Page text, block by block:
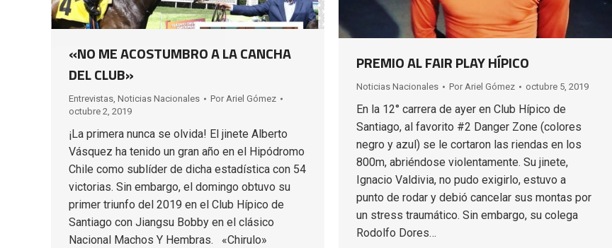
PREMIO AL FAIR PLAY HÍPICO
Noticias Nacionales Por Ariel Gómez octubre 5, 2019
En la 12° carrera de ayer en Club Hípico de
Santiago, al favorito #2 Danger Zone (colores
negro y azul) se le cortaron las riendas en los
800m, abriéndose violentamente. Su jinete,
Ignacio Valdivia, no pudo exigirlo, estuvo a
punto de rodar y debió cancelar sus montas por
un stress traumático. Sin embargo, su colega
Rodolfo Dores…
«NO ME ACOSTUMBRO A LA CANCHA
DEL CLUB»
Entrevistas, Noticias Nacionales Por Ariel Gómez
octubre 2, 2019
¡La primera nunca se olvida! El jinete Alberto
Vásquez ha tenido un gran año en el Hipódromo
Chile como sublíder de dicha estadística con 54
victorias. Sin embargo, el domingo obtuvo su
primer triunfo del 2019 en el Club Hípico de
Santiago con Jiangsu Bobby en el clásico
Nacional Machos Y Hembras. «Chirulo»